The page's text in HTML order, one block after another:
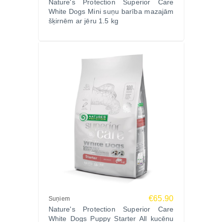
klinoptilolīts (1%), celuloze, fruktooligosaharīdi
(FOS), jukas ekstrakts, žāvētas kliņģerītes (luteīna
2,4%, koppelni 5,6%, kalcijs 1,2%, fosfors 0,9%,
nātrijs 0,3%, magnijs 0,09%
Maiņas enerģija: 16,9 MJ/kg
Uztura piedevas uz 1 kg:
A vitamīns 18 000 SV, D3 vitamīns 1500 SV, E
vitamīns 530 mg, folijskābe 1 mg, biotīns 1 mg,
niacīns 35 mg, B6 vitamīns 3 mg, B1 vitamīns 3 mg,
B12 vitamīns 0,05 mg, dzelzs 50 mg, jods 1,5 mg,
varš 5 mg, mangāns 20 mg, cinks 115 mg, selēns
Tehnoloģiskās piedevas:
Rozmarīna ekstrakts, tokoferolu ekstrakts no augu
Nature's Protection Superior Care
White Dogs Mini suņu barība mazajām
šķirnēm ar jēru 1.5 kg
Suņiem €65.90
Nature's Protection Superior Care
White Dogs Puppy Starter All kucēnu